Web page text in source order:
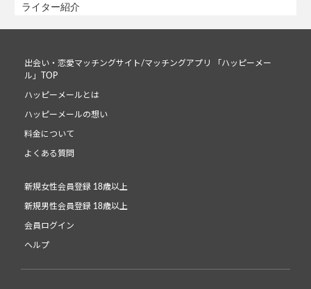
ライター紹介
出会い・恋愛マッチングサイト/マッチングアプリ 「ハッピーメー
ル」TOP
ハッピーメールとは
ハッピーメールの想い
料金について
よくある質問
新規女性会員登録 18歳以上
新規男性会員登録 18歳以上
会員ログイン
ヘルプ